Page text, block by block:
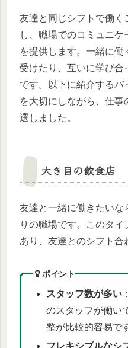
友達と同じシフトで働く
し、職場でのコミュニ
を提供します。一緒に
受けたり、互いに学び
です。以下に紹介するバ
を大切にしながら、仕
選しました。
大き目の飲食店
友達と一緒に働きたいな
りの職場です。このタ
あり、友達とのシフト合
ポイント
スタッフ数が多い
のスタッフが働い
整が比較的容易で
フレキシブルなシ